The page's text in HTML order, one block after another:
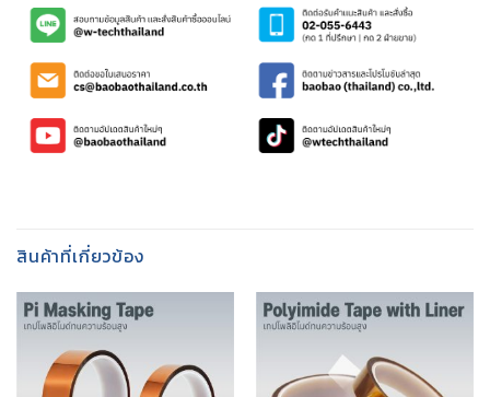
สินค้าที่เกี่ยวข้อง